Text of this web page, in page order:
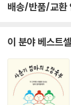
는 범주 자체의 성질
게 유동하는 성질의
해 준비된 물질이라
문득 어떤 형상을 이
는 물질, 책이라는 사
럼. 이 책 역시 다시
배송/반품/교환
이 분야 베스트